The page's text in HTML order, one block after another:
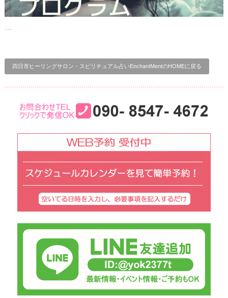
四日市ヒーリングサロン・スピリチュアル占いEnchantMentのHOMEに戻る